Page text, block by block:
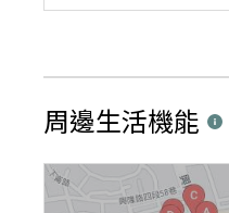
周邊生活機能